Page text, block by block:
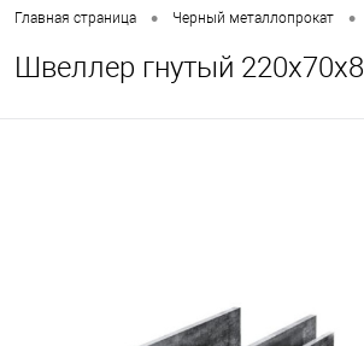
Главная страница • Черный металлопрокат •
Швеллер гнутый 220х70х8